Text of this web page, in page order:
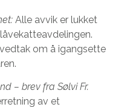
Alle avvik er lukket
om å igangsette
– brev fra Sølvi Fr.
av et